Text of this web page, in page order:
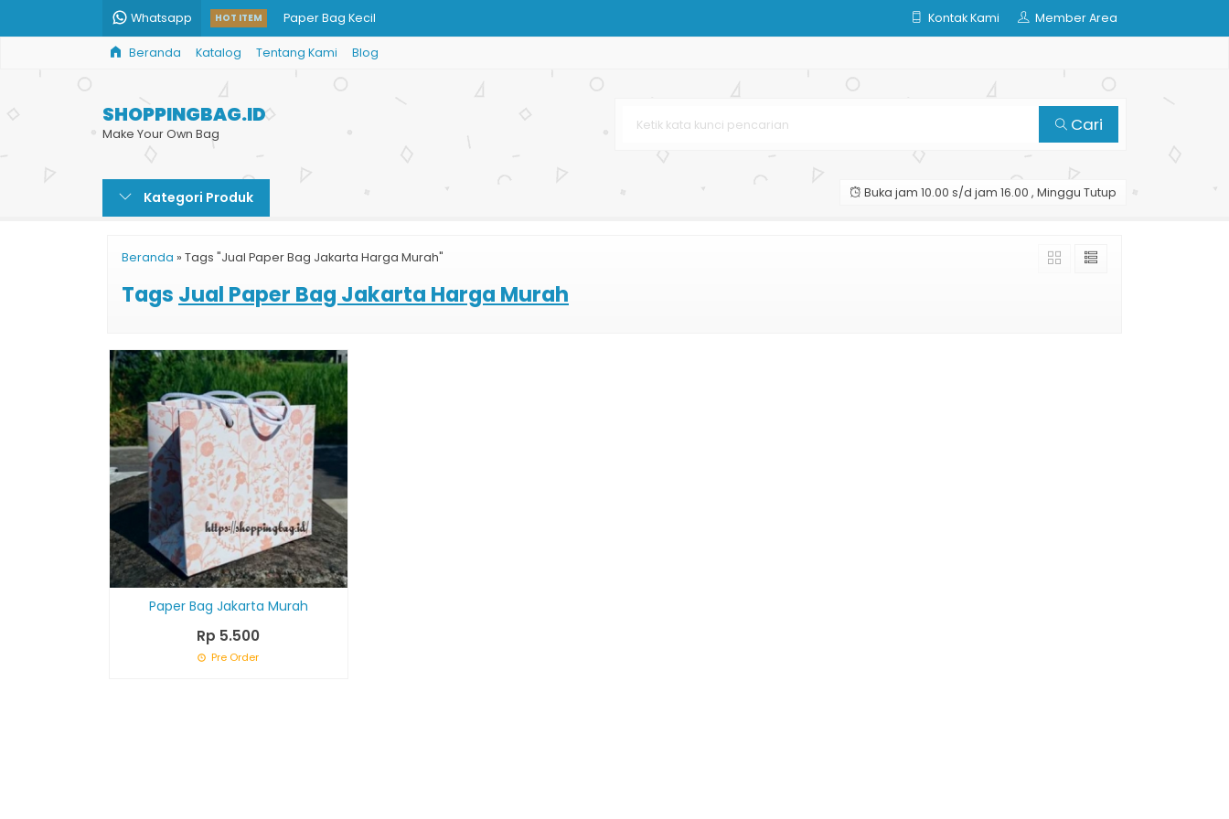
Whatsapp HOT ITEM Paper Bag Kecil
Shopping Bag Busana Anak
Paper Bag Harga
Tas Kertas Kecil untuk Butik
Paper Bag Hijab Syari
Kontak Kami Member Area
Beranda Katalog Tentang Kami Blog
SHOPPINGBAG.ID
Make Your Own Bag Cari
Kategori Produk Buka jam 10.00 s/d jam 16.00 , Minggu Tutup
Beranda » Tags "Jual Paper Bag Jakarta Harga Murah"
Tags Jual Paper Bag Jakarta Harga Murah
Paper Bag Jakarta Murah
Rp 5.500
Pre Order